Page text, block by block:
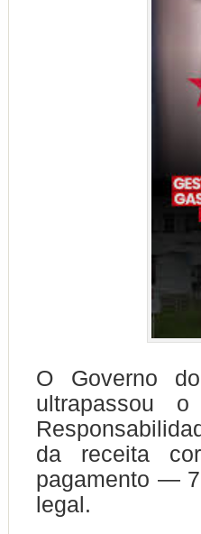
O Governo
ultrapassou
da receita
pagamento —
legal.